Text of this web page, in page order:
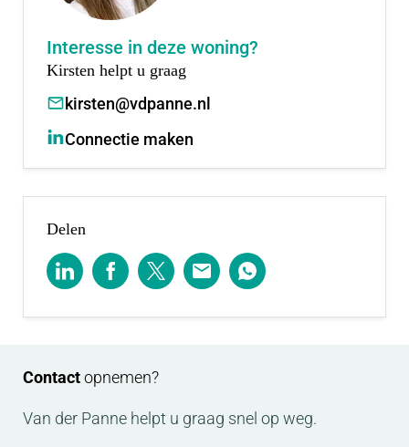
Interesse in deze woning?
Kirsten helpt u graag
kirsten@vdpanne.nl
Connectie maken
Delen
Contactopnemen?
Van der Panne helpt u graag snel op weg.